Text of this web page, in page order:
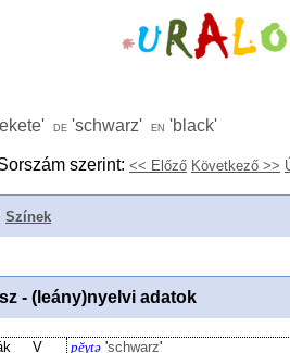
' de 'schwarz' en 'black'
szerint: << Előző Következő >>
Színek
- (leány)nyelvi adatok
V pĕγtə 'schwarz'